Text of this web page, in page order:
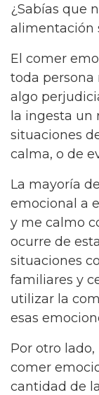
¿Sabías que
alimentación
El comer
toda persona
algo
la ingesta un
situaciones
calma, o de
La mayoría
emocional a
y me calmo
ocurre de
situaciones
familiares y
utilizar la
esas
Por otro
comer
cantidad de